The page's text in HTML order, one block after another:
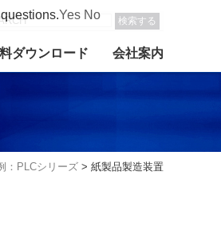
ダウンロード 会社案内
検索する
：PLCシリーズ > 紙製品製造装置
Yes No